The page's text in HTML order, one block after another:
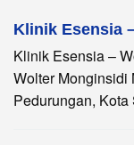
Klinik Esensia
Klinik Esensia –
Wolter Monginsidi
Pedurungan,